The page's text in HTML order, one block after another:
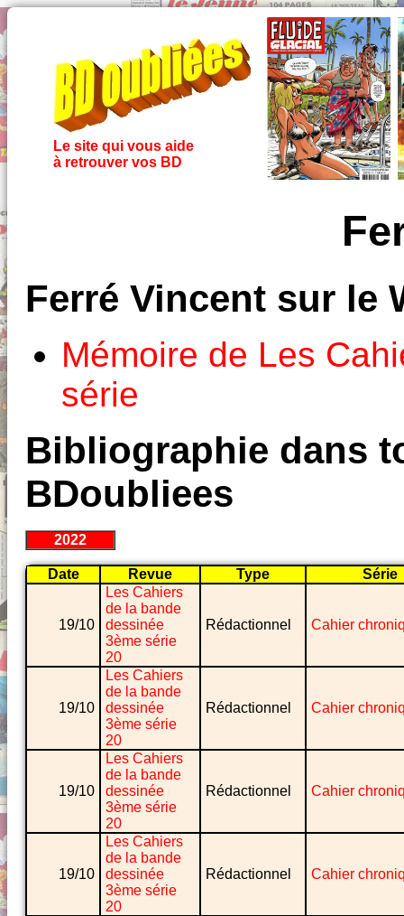
Le site qui vous aide
à retrouver vos BD
Ferré Vincent sur le
Mémoire de Les
série
Bibliographie dans
BDoubliees
2022
Date Revue Type Série
19/10
Les Cahiers
de la bande
dessinée
3ème série
20
Rédactionnel Cahier
19/10
Les Cahiers
de la bande
dessinée
3ème série
20
Rédactionnel Cahier
19/10
Les Cahiers
de la bande
dessinée
3ème série
20
Rédactionnel Cahier
19/10
Les Cahiers
de la bande
dessinée
3ème série
20
Rédactionnel Cahier